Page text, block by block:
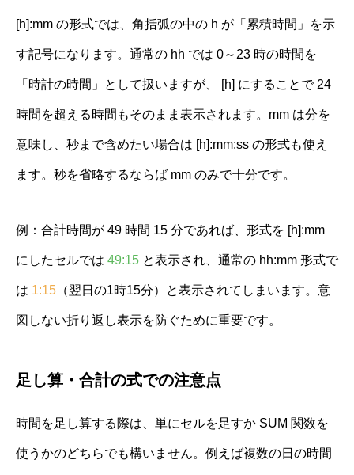
[h]:mm の形式では、角括弧の中の h が「累積時間」を示
す記号になります。通常の hh では 0～23 時の時間を
「時計の時間」として扱いますが、 [h] にすることで 24
時間を超える時間もそのまま表示されます。mm は分を
意味し、秒まで含めたい場合は [h]:mm:ss の形式も使え
ます。秒を省略するならば mm のみで十分です。
例：合計時間が 49 時間 15 分であれば、形式を [h]:mm
にしたセルでは 49:15 と表示され、通常の hh:mm 形式で
は 1:15 （翌日の1時15分）と表示されてしまいます。意
図しない折り返し表示を防ぐために重要です。
足し算・合計の式での注意点
時間を足し算する際は、単にセルを足すか SUM 関数を
使うかのどちらでも構いません。例えば複数の日の時間